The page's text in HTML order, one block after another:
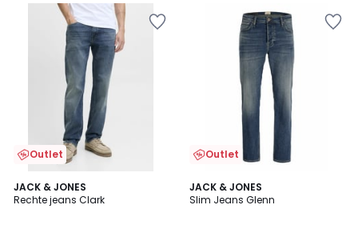
Outlet
JACK & JONES
Rechte jeans Clark
Outlet
JACK & JONES
Slim Jeans Glenn
3,5
/ 5